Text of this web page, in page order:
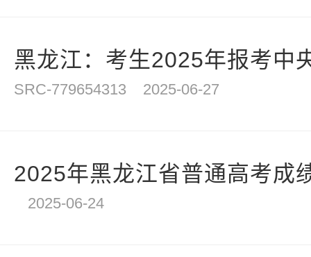
黑龙江：考生2025年报考中
SRC-779654313 2025-06-27
2025年黑龙江省普通高考成
2025-06-24